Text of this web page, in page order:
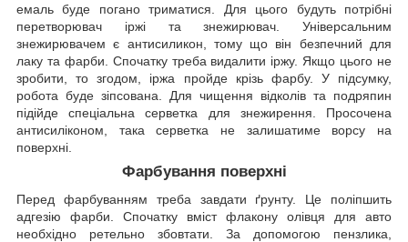
емаль буде погано триматися. Для цього будуть потрібні
перетворювач іржі та знежирювач. Універсальним
знежирювачем є антисиликон, тому що він безпечний для
лаку та фарби. Спочатку треба видалити іржу. Якщо цього не
зробити, то згодом, іржа пройде крізь фарбу. У підсумку,
робота буде зіпсована. Для чищення відколів та подряпин
підійде спеціальна серветка для знежирення. Просочена
антисиліконом, така серветка не залишатиме ворсу на
поверхні.
Фарбування поверхні
Перед фарбуванням треба завдати ґрунту. Це поліпшить
адгезію фарби. Спочатку вміст флакону олівця для авто
необхідно ретельно збовтати. За допомогою пензлика,